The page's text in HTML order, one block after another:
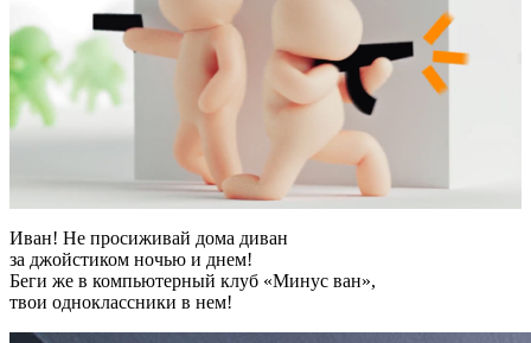
Иван! Не просиживай дома диван
за джойстиком ночью и днем!
Беги же в компьютерный клуб «Минус ван»,
твои одноклассники в нем!